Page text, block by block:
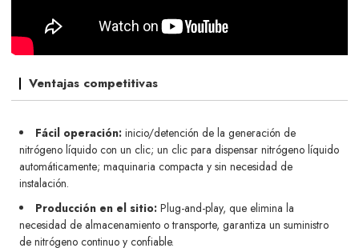
Ventajas competitivas
Fácil operación: inicio/detención de la generación de
nitrógeno líquido con un clic; un clic para dispensar nitrógeno líquido
automáticamente; maquinaria compacta y sin necesidad de
instalación.
Producción en el sitio: Plug-and-play, que elimina la
necesidad de almacenamiento o transporte, garantiza un suministro
de nitrógeno continuo y confiable.